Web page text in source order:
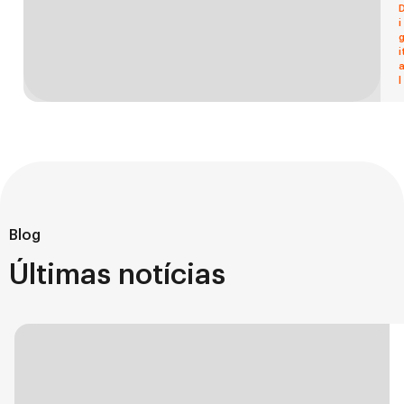
i
g
a
Blog
Últimas notícias